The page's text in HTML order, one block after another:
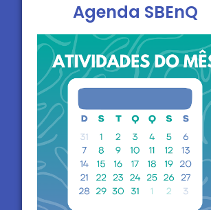
Agenda SBEnQ